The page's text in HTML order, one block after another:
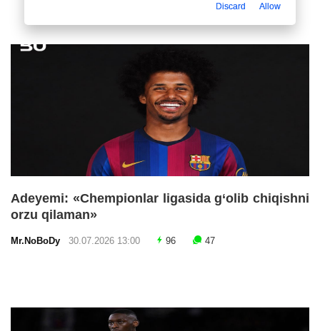
Adeyemi: «Chempionlar ligasida g‘olib chiqishni
orzu qilaman»
Mr.NoBoDy 30.07.2026 13:00 96 47
Discard Allow